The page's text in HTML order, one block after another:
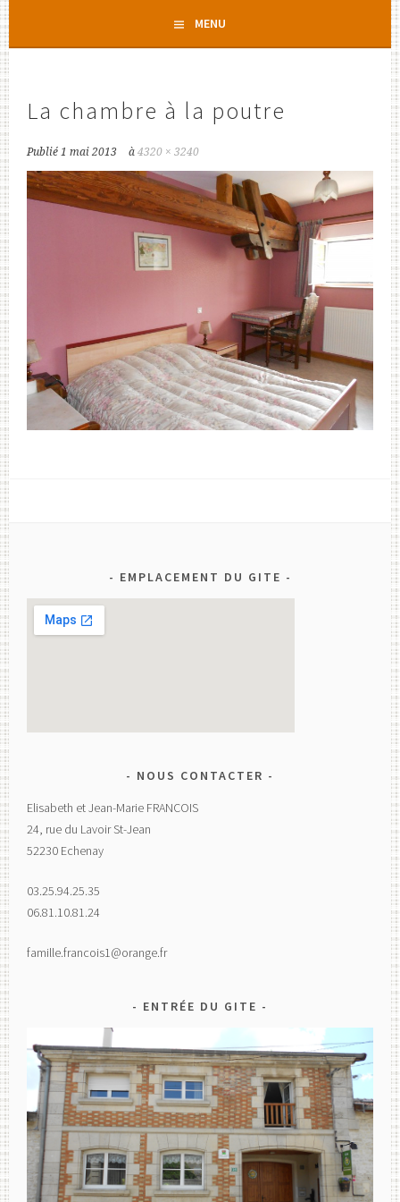
contenu
MENU
La chambre à la poutre
Publié1 mai 2013 à4320 × 3240
EMPLACEMENT DU GITE
NOUS CONTACTER
Elisabeth et Jean-Marie FRANCOIS
24, rue du Lavoir St-Jean
52230 Echenay
03.25.94.25.35
06.81.10.81.24
famille.francois1@orange.fr
ENTRÉE DU GITE